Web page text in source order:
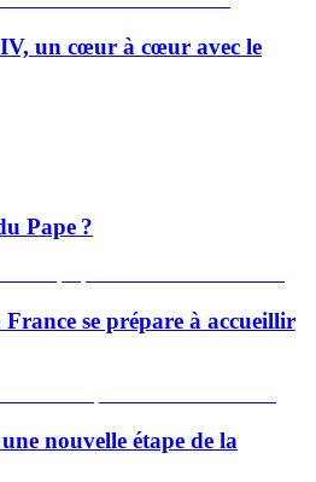
un cœur à cœur avec le
Pape ?
France se prépare à accueillir
nouvelle étape de la